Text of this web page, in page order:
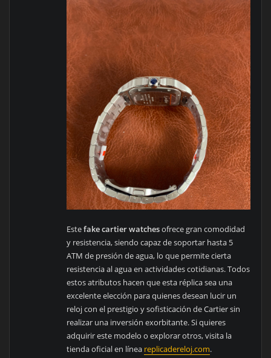
Estefake cartier watchesofrece gran comodidad
y resistencia, siendo capaz de soportar hasta 5
ATM de presión de agua, lo que permite cierta
resistencia al agua en actividades cotidianas. Todos
estos atributos hacen que esta réplica sea una
excelente elección para quienes desean lucir un
reloj con el prestigio y sofisticación de Cartier sin
realizar una inversión exorbitante. Si quieres
adquirir este modelo o explorar otros, visita la
tienda oficial en línea replicadereloj.com.